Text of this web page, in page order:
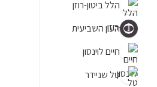
הלל ביטון-רוזן
העין השביעית
חיים לוינסון
טל שניידר